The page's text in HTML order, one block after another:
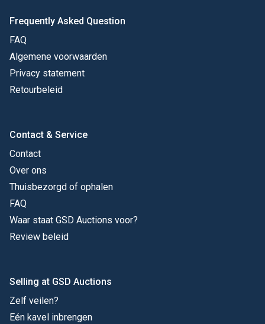
Frequently Asked Question
FAQ
Algemene voorwaarden
Privacy statement
Retourbeleid
Contact & Service
Contact
Over ons
Thuisbezorgd of ophalen
FAQ
Waar staat GSD Auctions voor?
Review beleid
Selling at GSD Auctions
Zelf veilen?
Eén kavel inbrengen